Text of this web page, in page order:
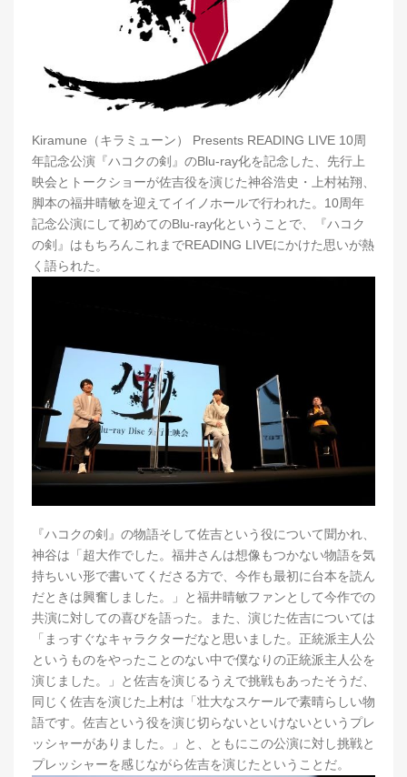
Kiramune（キラミューン） Presents READING LIVE 10周
年記念公演『ハコクの剣』のBlu-ray化を記念した、先行上
映会とトークショーが佐吉役を演じた神谷浩史・上村祐翔、
脚本の福井晴敏を迎えてイイノホールで行われた。10周年
記念公演にして初めてのBlu-ray化ということで、『ハコク
の剣』はもちろんこれまでREADING LIVEにかけた思いが熱
く語られた。
『ハコクの剣』の物語そして佐吉という役について聞かれ、
神谷は「超大作でした。福井さんは想像もつかない物語を気
持ちいい形で書いてくださる方で、今作も最初に台本を読ん
だときは興奮しました。」と福井晴敏ファンとして今作での
共演に対しての喜びを語った。また、演じた佐吉については
「まっすぐなキャラクターだなと思いました。正統派主人公
というものをやったことのない中で僕なりの正統派主人公を
演じました。」と佐吉を演じるうえで挑戦もあったそうだ、
同じく佐吉を演じた上村は「壮大なスケールで素晴らしい物
語です。佐吉という役を演じ切らないといけないというプレ
ッシャーがありました。」と、ともにこの公演に対し挑戦と
プレッシャーを感じながら佐吉を演じたということだ。